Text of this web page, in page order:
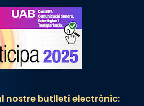
nostre butlletí electrònic: